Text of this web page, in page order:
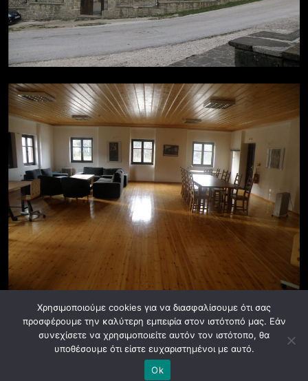
© ASFA 2024. All rights reserved.
Χρησιμοποιούμε cookies για να διασφαλίσουμε ότι σας
προσφέρουμε την καλύτερη εμπειρία στον ιστότοπό μας. Εάν
συνεχίσετε να χρησιμοποιείτε αυτόν τον ιστότοπο, θα
υποθέσουμε ότι είστε ευχαριστημένοι με αυτό.
Ok